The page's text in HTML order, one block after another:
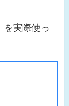
を実際使っ